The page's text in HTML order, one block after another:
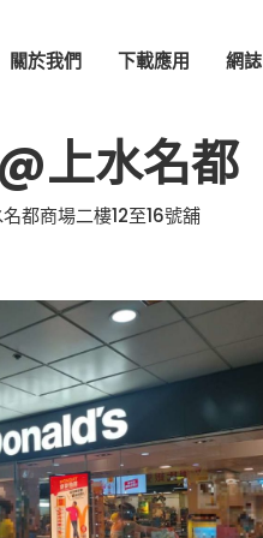
關於我們 下載應用 網誌
上水名都
都商場二樓12至16號舖